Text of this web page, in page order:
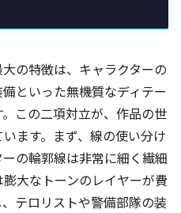
の特徴は、キャラクターの
といった無機質なディテー
この二項対立が、作品の世
ます。まず、線の使い分け
の輪郭線は非常に細く繊細
大なトーンのレイヤーが費
テロリストや警備部隊の装